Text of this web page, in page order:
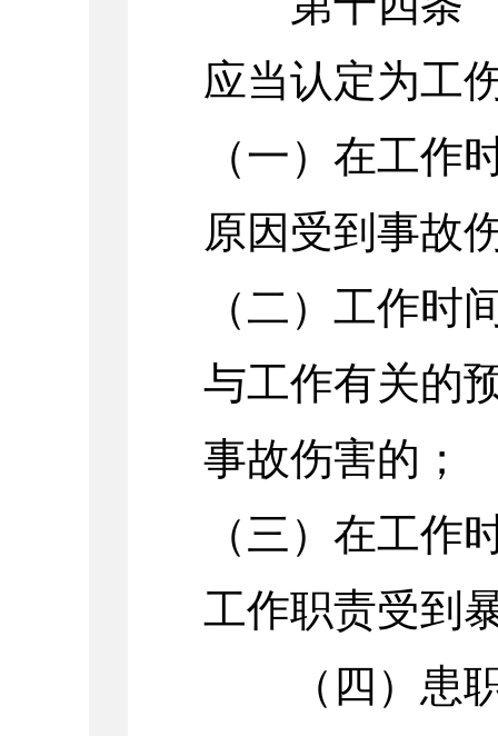
应当认定为工
（一）在工作
原因受到事故
（二）工作时
与工作有关的
事故伤害的；
（三）在工作
工作职责受到
（四）患职